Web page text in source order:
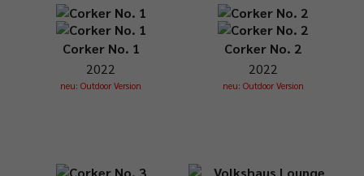
Corker No. 1
2022
neu: Outdoor Version
Corker No. 2
2022
neu: Outdoor Version